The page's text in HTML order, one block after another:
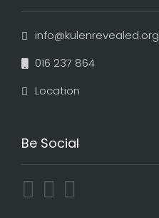
info@kulenrevealed.org
016 237 864
Location
Be Social